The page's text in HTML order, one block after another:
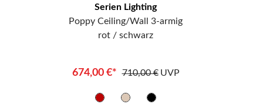
Serien Lighting
Poppy Ceiling/Wall 3-armig
rot / schwarz
674,00 €* 710,00 € UVP